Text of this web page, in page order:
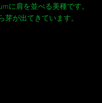
に肩を並べる美種です。
芽が出てきています。